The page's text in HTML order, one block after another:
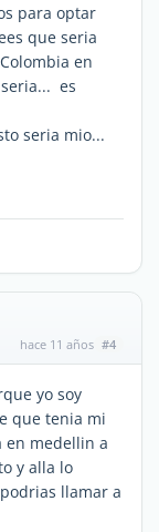
para optar
que seria
en
es
seria mio...
hace 11 años #4
yo soy
que tenia mi
en medellin a
y alla lo
llamar a